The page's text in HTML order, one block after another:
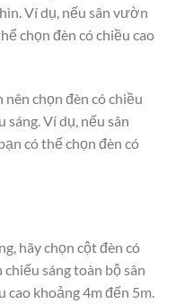
Ví dụ, nếu sân vườn
chọn đèn có chiều cao
chọn đèn có chiều
sáng. Ví dụ, nếu sân
có thể chọn đèn có
hãy chọn cột đèn có
sáng toàn bộ sân
cao khoảng 4m đến 5m.